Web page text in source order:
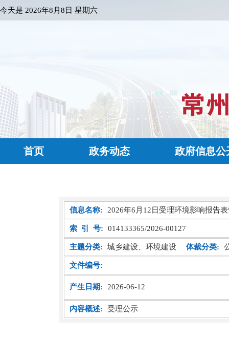
今天是 2026年8月8日 星期六
首页 政务动态 政府信息公
信息名称: 2026年6月12日受理环境影响报告
索 引 号: 014133365/2026-00127
主题分类: 城乡建设、环境建设 体裁分类:
文件编号:
产生日期: 2026-06-12
内容概述: 受理公示